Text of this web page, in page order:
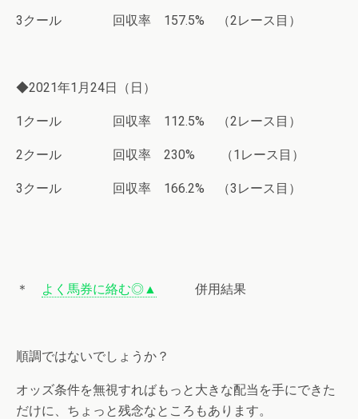
3クール 回収率 157.5% （2レース目）
◆2021年1月24日（日）
1クール 回収率 112.5% （2レース目）
2クール 回収率 230% （1レース目）
3クール 回収率 166.2% （3レース目）
＊ よく馬券に絡む◎▲ 併用結果
順調ではないでしょうか？
オッズ条件を無視すればもっと大きな配当を手にできた
だけに、ちょっと残念なところもあります。